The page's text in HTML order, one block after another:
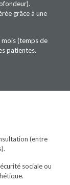
grâce à une
(temps de
patientes.
(entre
sociale ou